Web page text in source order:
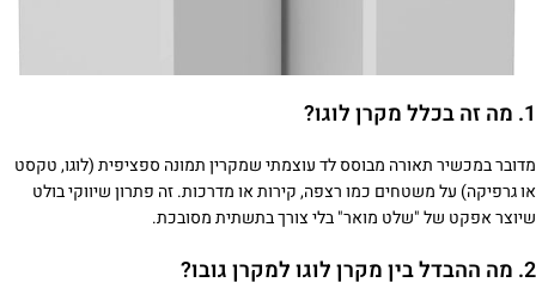
1. מה זה בכלל מקרן לוגו?
מדובר במכשיר תאורה מבוסס לד עוצמתי שמקרין תמונה ספציפית (לוגו, טקסט
או גרפיקה) על משטחים כמו רצפה, קירות או מדרכות. זה פתרון שיווקי בולט
שיוצר אפקט של "שלט מואר" בלי צורך בתשתית מסובכת.
2. מה ההבדל בין מקרן לוגו למקרן גובו?